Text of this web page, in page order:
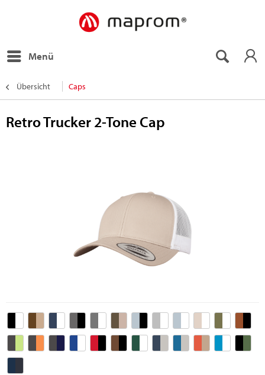
Menü
Übersicht Caps
Retro Trucker 2-Tone Cap